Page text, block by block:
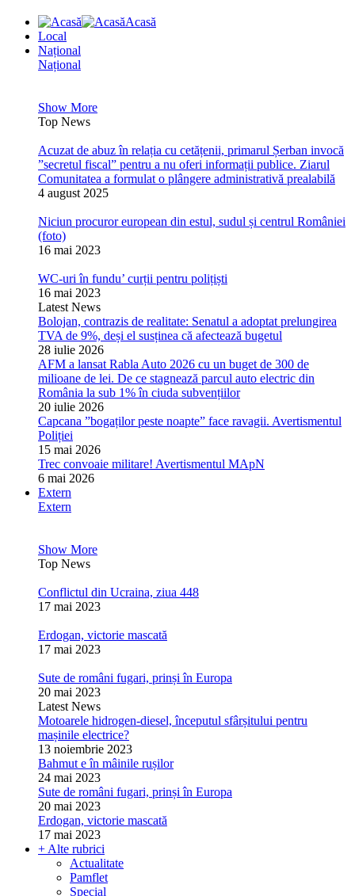
Acasă
Local
Național
Național
Show More
Top News
Acuzat de abuz în relația cu cetățenii, primarul Șerban invocă
”secretul fiscal” pentru a nu oferi informații publice. Ziarul
Comunitatea a formulat o plângere administrativă prealabilă
4 august 2025
Niciun procuror european din estul, sudul și centrul României
(foto)
16 mai 2023
WC-uri în fundu’ curții pentru polițiști
16 mai 2023
Latest News
Bolojan, contrazis de realitate: Senatul a adoptat prelungirea
TVA de 9%, deși el susținea că afectează bugetul
28 iulie 2026
AFM a lansat Rabla Auto 2026 cu un buget de 300 de
milioane de lei. De ce stagnează parcul auto electric din
România la sub 1% în ciuda subvențiilor
20 iulie 2026
Capcana ”bogaților peste noapte” face ravagii. Avertismentul
Poliției
15 mai 2026
Trec convoaie militare! Avertismentul MApN
6 mai 2026
Extern
Extern
Show More
Top News
Conflictul din Ucraina, ziua 448
17 mai 2023
Erdogan, victorie mascată
17 mai 2023
Sute de români fugari, prinși în Europa
20 mai 2023
Latest News
Motoarele hidrogen-diesel, începutul sfârșitului pentru
mașinile electrice?
13 noiembrie 2023
Bahmut e în mâinile rușilor
24 mai 2023
Sute de români fugari, prinși în Europa
20 mai 2023
Erdogan, victorie mascată
17 mai 2023
+ Alte rubrici
Actualitate
Pamflet
Special